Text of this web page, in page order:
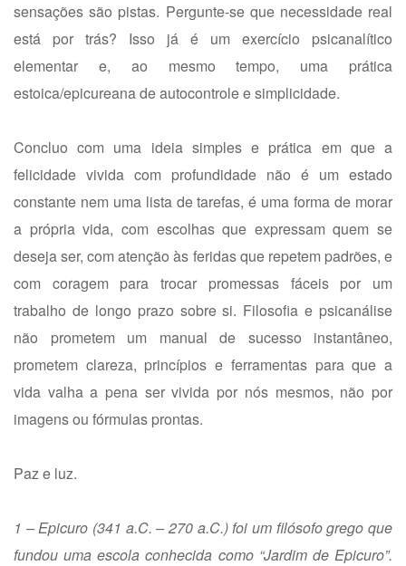
sensações são pistas. Pergunte-se que necessidade real
está por trás? Isso já é um exercício psicanalítico
elementar e, ao mesmo tempo, uma prática
estoica/epicureana de autocontrole e simplicidade.
Concluo com uma ideia simples e prática em que a
felicidade vivida com profundidade não é um estado
constante nem uma lista de tarefas, é uma forma de morar
a própria vida, com escolhas que expressam quem se
deseja ser, com atenção às feridas que repetem padrões, e
com coragem para trocar promessas fáceis por um
trabalho de longo prazo sobre si. Filosofia e psicanálise
não prometem um manual de sucesso instantâneo,
prometem clareza, princípios e ferramentas para que a
vida valha a pena ser vivida por nós mesmos, não por
imagens ou fórmulas prontas.
Paz e luz.
1 – Epicuro (341 a.C. – 270 a.C.) foi um filósofo grego que
fundou uma escola conhecida como “Jardim de Epicuro”.